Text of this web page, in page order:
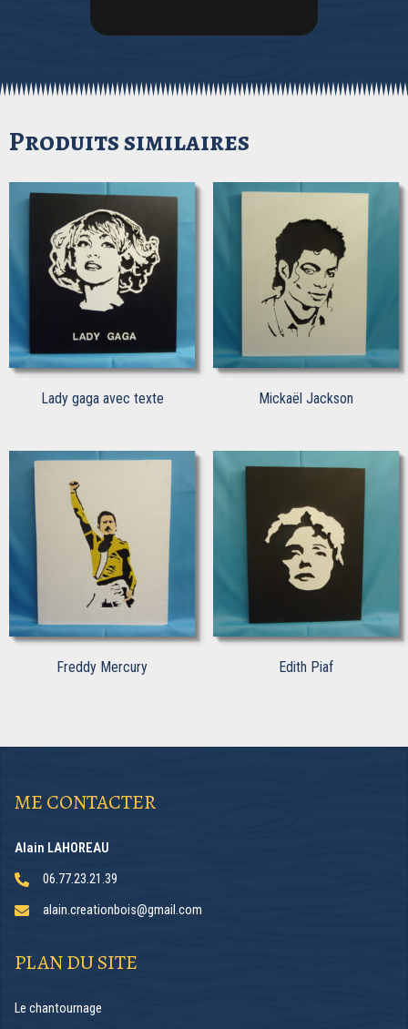
Produits similaires
Lady gaga avec texte Mickaël Jackson
Freddy Mercury Edith Piaf
ME CONTACTER
Alain LAHOREAU
06.77.23.21.39
alain.creationbois@gmail.com
PLAN DU SITE
Le chantournage